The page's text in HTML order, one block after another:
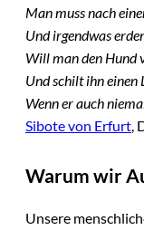
Man muss nach
Und irgendwas
Will man den Hund
Und schilt ihn einen
Wenn er auch
Sibote von Erfurt,
Warum wir
Unsere